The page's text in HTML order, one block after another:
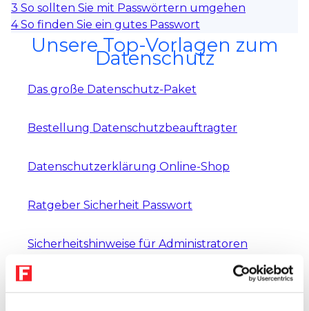
3 So sollten Sie mit Passwörtern umgehen
4 So finden Sie ein gutes Passwort
Unsere Top-Vorlagen zum
Datenschutz
Das große Datenschutz-Paket
Bestellung Datenschutzbeauftragter
Datenschutzerklärung Online-Shop
Ratgeber Sicherheit Passwort
Sicherheitshinweise für Administratoren
User suchten auch nach
folgenden Themen